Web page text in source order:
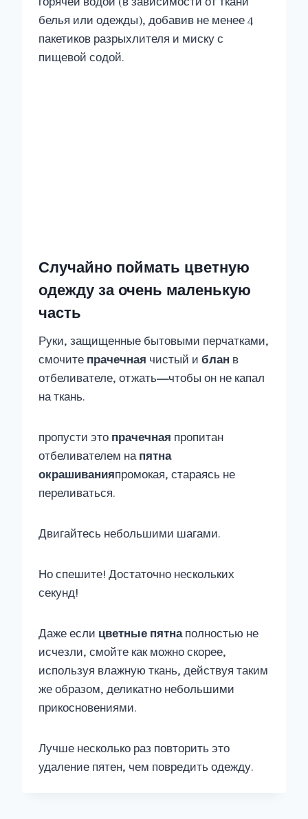
белья или одежды), добавив не менее 4
пакетиков разрыхлителя и миску с
пищевой содой.
Случайно поймать цветную
одежду за очень маленькую
часть
Руки, защищенные бытовыми перчатками,
смочите прачечная чистый и блан в
отбеливателе, отжать—чтобы он не капал
на ткань.
пропусти это прачечная пропитан
отбеливателем напятна
окрашиванияпромокая, стараясь не
переливаться.
Двигайтесь небольшими шагами.
Но спешите! Достаточно нескольких
секунд!
Даже если цветные пятнаполностью не
исчезли, смойте как можно скорее,
используя влажную ткань, действуя таким
же образом, деликатно небольшими
прикосновениями.
Лучше несколько раз повторить это
удаление пятен, чем повредить одежду.